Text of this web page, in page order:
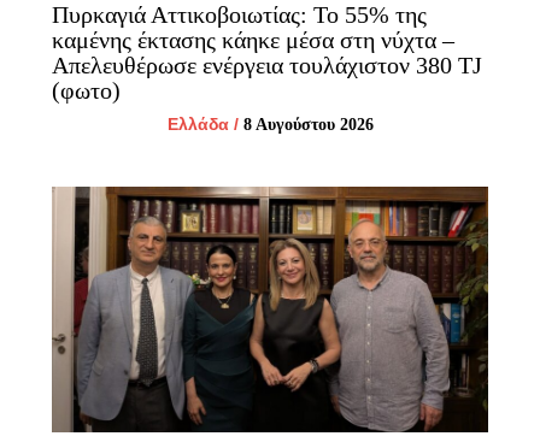
Πυρκαγιά Αττικοβοιωτίας: Το 55% της
καμένης έκτασης κάηκε μέσα στη νύχτα –
Απελευθέρωσε ενέργεια τουλάχιστον 380 TJ
(φωτο)
Ελλάδα/ 8 Αυγούστου 2026